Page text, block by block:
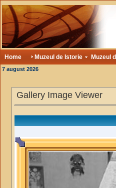
Home Muzeul de Istorie Muzeul
7 august 2026
Gallery Image Viewer